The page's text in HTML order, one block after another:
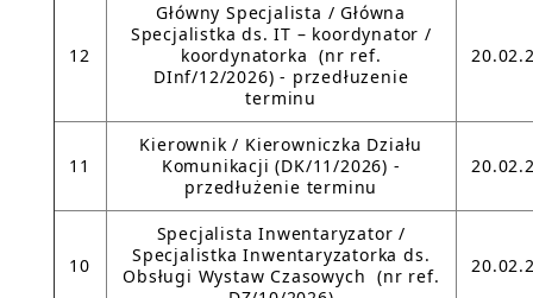
12
Główny Specjalista / Główna
Specjalistka ds. IT – koordynator /
koordynatorka (nr ref.
DInf/12/2026) - przedłuzenie
terminu
11
Kierownik / Kierowniczka Działu
Komunikacji (DK/11/2026) -
przedłużenie terminu
10
Specjalista Inwentaryzator /
Specjalistka Inwentaryzatorka ds.
Obsługi Wystaw Czasowych (nr ref.